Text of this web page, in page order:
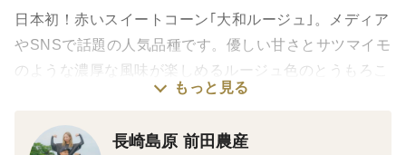
日本初！赤いスイートコーン｢大和ルージュ｣。メディア
やSNSで話題の人気品種です。優しい甘さとサツマイモ
のような濃厚な風味が楽しめるルージュ色のとうもろこ
【予約販売・数量限定】
もっと見る
長崎島原 前田農産